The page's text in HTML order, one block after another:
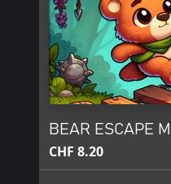
BEAR ESCAPE
CHF 8.20